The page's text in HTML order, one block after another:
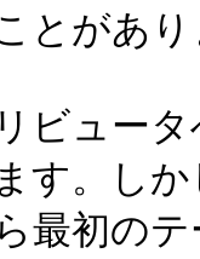
とがあ
ビュー
す。し
最初の